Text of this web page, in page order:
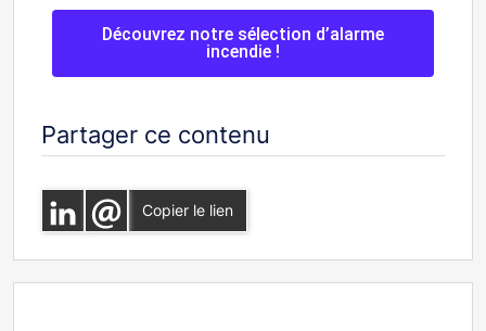
Découvrez notre sélection d’alarme
incendie !
Partager ce contenu
Copier le lien